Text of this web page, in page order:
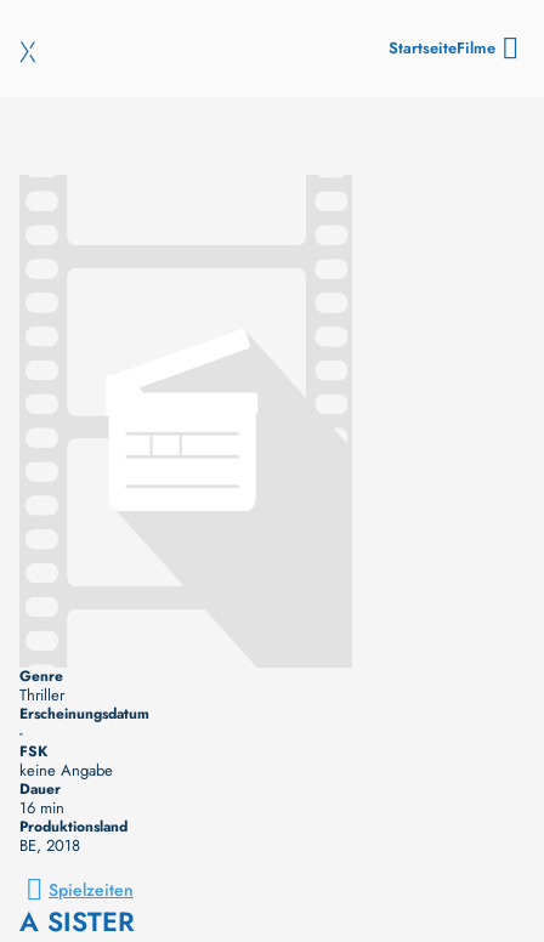
StartseiteFilme
Genre
Thriller
Erscheinungsdatum
-
FSK
keine Angabe
Dauer
16 min
Produktionsland
BE, 2018
Spielzeiten
A SISTER